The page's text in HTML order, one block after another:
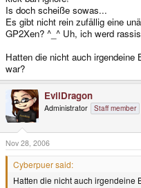
Is doch scheiße sowas...
Es gibt nicht rein zufällig eine
GP2Xen? ^_^ Uh, ich werd
Hatten die nicht auch irgendeine
war?
EvilDragon
Administrator Staff member
Nov 28, 2006
Cyberpuer said:
Hatten die nicht auch irgendeine